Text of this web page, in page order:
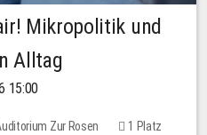
Mikropolitik und
Alltag
15:00
Zur Rosen
1 Platz